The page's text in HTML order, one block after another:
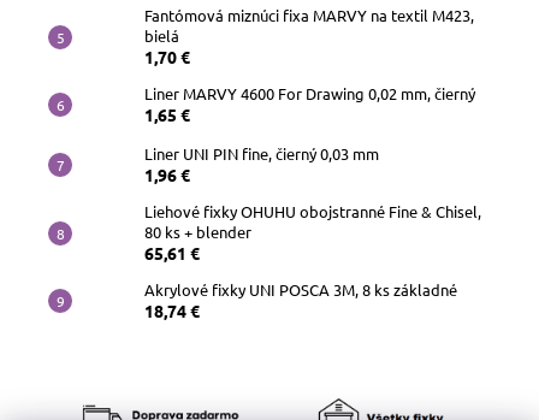
Fantómová miznúci fixa MARVY na textil M423,
bielá
1,70 €
Liner MARVY 4600 For Drawing 0,02 mm, čierný
1,65 €
Liner UNI PIN fine, čierný 0,03 mm
1,96 €
Liehové fixky OHUHU obojstranné Fine & Chisel,
80 ks + blender
65,61 €
Akrylové fixky UNI POSCA 3M, 8 ks základné
18,74 €